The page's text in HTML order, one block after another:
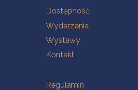
Na skróty
Dostępność
Wydarzenia
Wystawy
Kontakt
Na skróty
Regulamin